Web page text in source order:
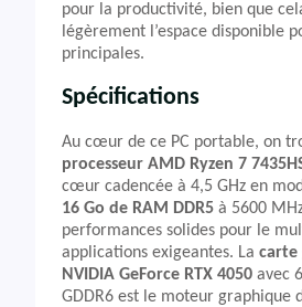
pour la productivité, bien que
légèrement l’espace disponible
principales.
Spécifications
Au cœur de ce PC portable, on
processeur AMD Ryzen 7
cœur cadencée à 4,5 GHz en
16 Go de RAM DDR5 à 5600
performances solides pour le
applications exigeantes. La carte
NVIDIA GeForce RTX 4050 avec
GDDR6 est le moteur graphique